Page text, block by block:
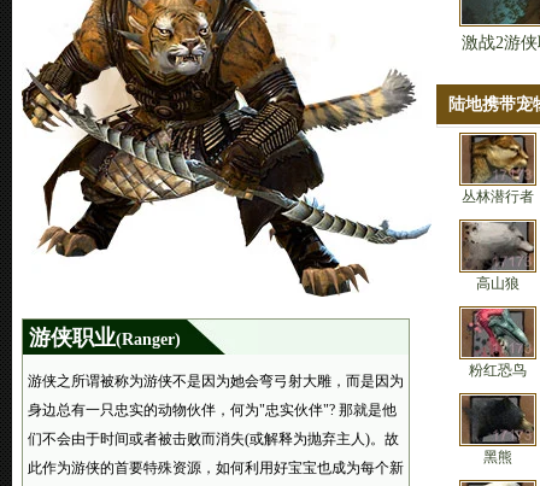
游侠职业(Ranger)
游侠之所谓被称为游侠不是因为她会弯弓射大雕，而是因为
身边总有一只忠实的动物伙伴，何为"忠实伙伴"? 那就是他
们不会由于时间或者被击败而消失(或解释为抛弃主人)。故
此作为游侠的首要特殊资源，如何利用好宝宝也成为每个新
激战2游
陆地携带宠
丛林潜行者
高山狼
粉红恐鸟
黑熊